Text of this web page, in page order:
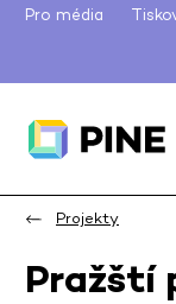
Pro média
Projekty
Pražští